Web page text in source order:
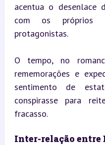
acentua o desenlace
com os próprios
protagonistas.
O tempo, no
rememorações e
sentimento de
conspirasse para
fracasso.
Inter-relação entre